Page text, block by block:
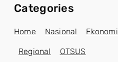
Categories
Home Nasional Ekonomi
Regional OTSUS